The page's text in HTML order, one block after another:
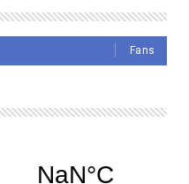
Fans